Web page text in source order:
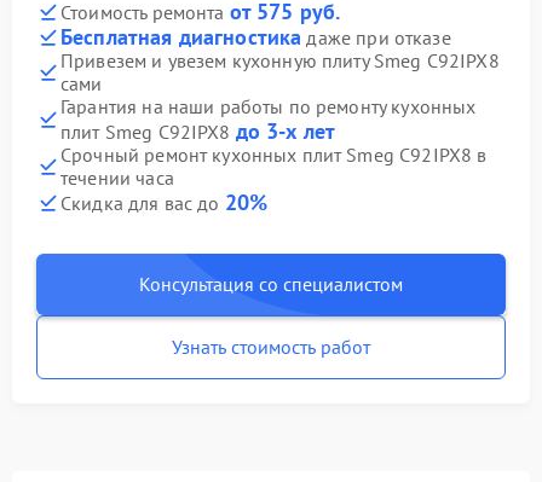
Стоимость ремонта от 575 руб.
Бесплатная диагностика даже при отказе
Привезем и увезем кухонную плиту Smeg C92IPX8
сами
Гарантия на наши работы по ремонту кухонных
плит Smeg C92IPX8 до 3-х лет
Срочный ремонт кухонных плит Smeg C92IPX8 в
течении часа
Скидка для вас до 20%
Консультация со специалистом
Узнать стоимость работ